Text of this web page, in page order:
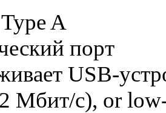
A
порт
USB-
Мбит/с), or